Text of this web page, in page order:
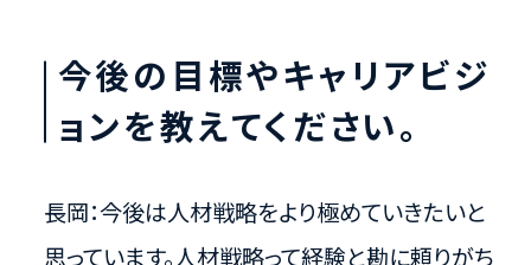
今後の目標やキャリアビジ
ョンを教えてください。
長岡：今後は人材戦略をより極めていきたいと
思っています。人材戦略って経験と勘に頼りがち